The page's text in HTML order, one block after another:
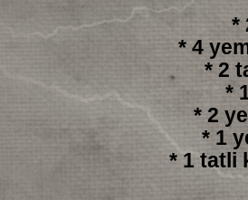
*
* 4
* 2
*
* 2
* 1
* 1 tatli